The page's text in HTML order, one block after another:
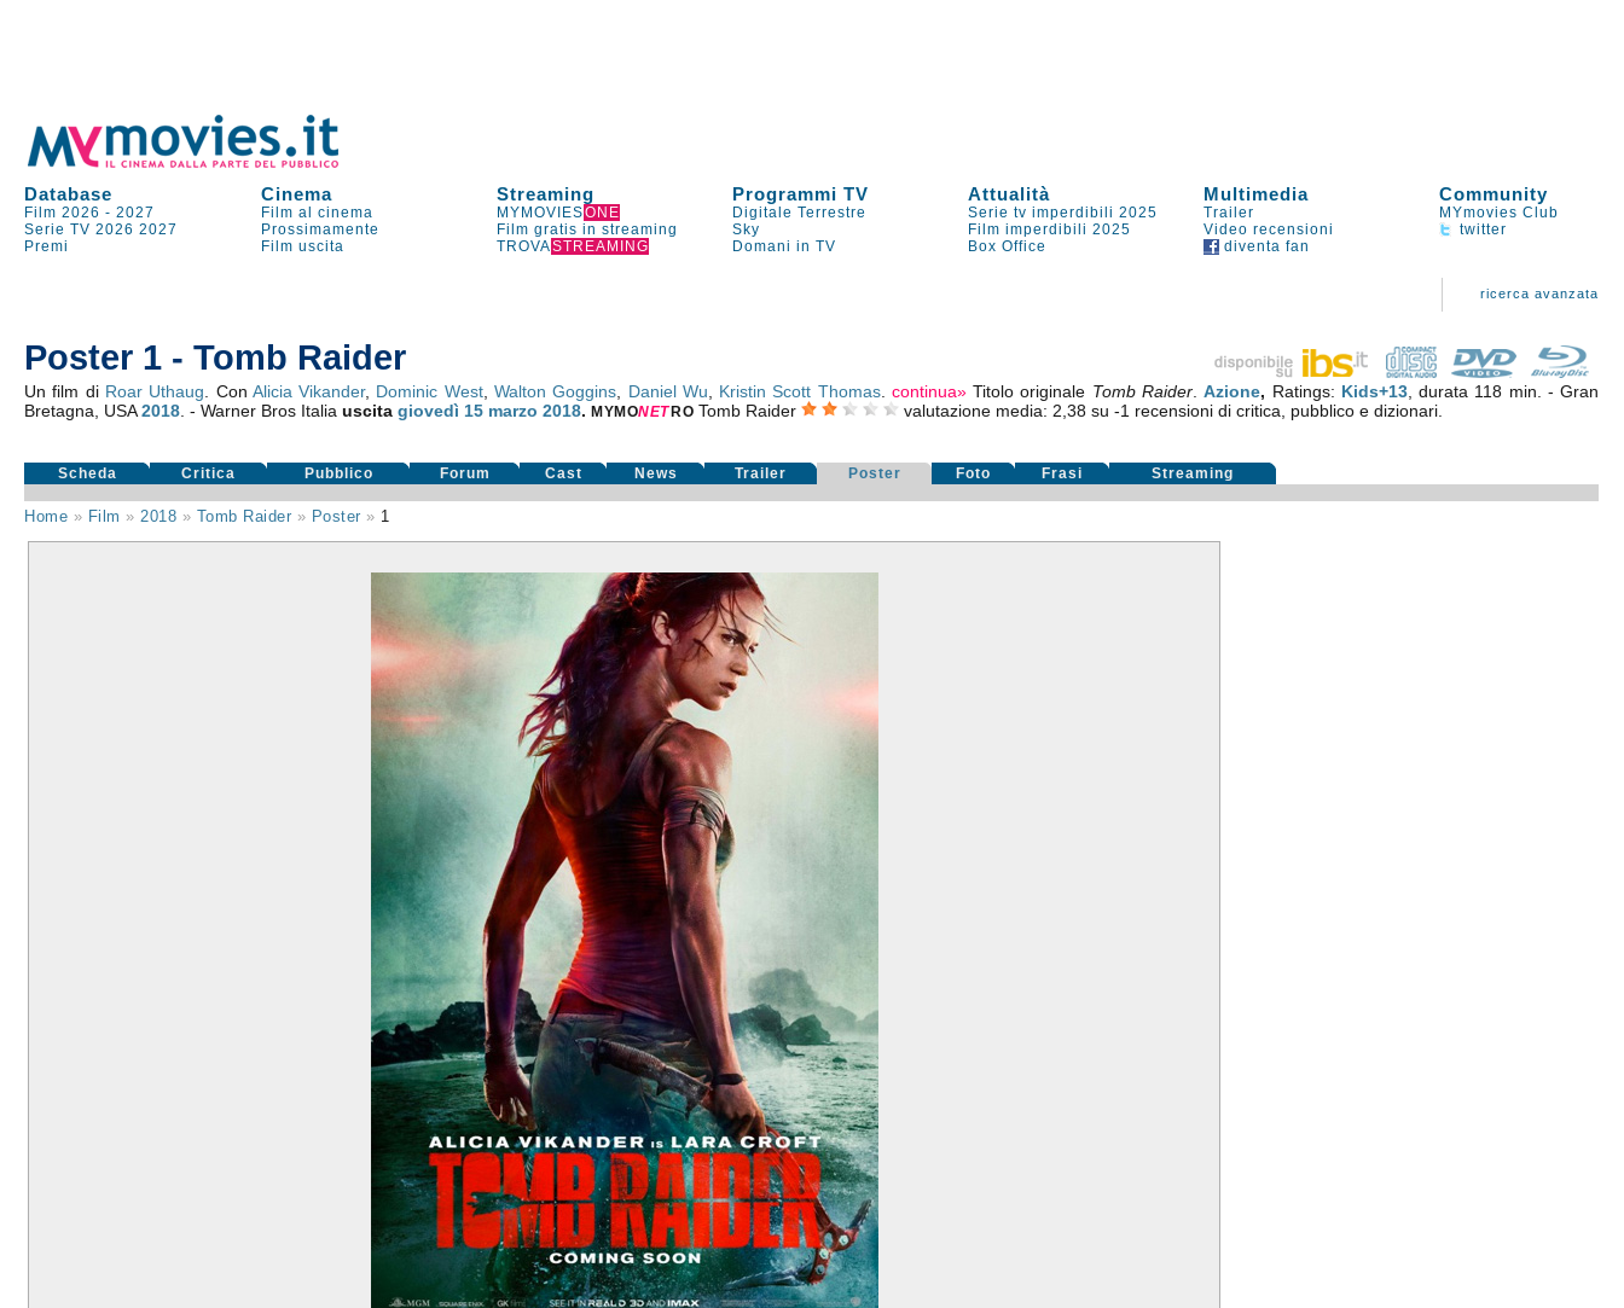
Database Cinema Streaming Programmi TV Attualità Multimedia Community
Film 2026 -2027 Film al cinema MYMOVIESONE Digitale Terrestre Serie tv imperdibili 2025 Trailer
MYmovies Club
Serie TV 2026 2027 Prossimamente Film gratis in streaming Sky Film imperdibili 2025 Video recensioni
twitter
Premi
Film uscita TROVASTREAMING Domani in TV Box Office diventa fan
ricerca avanzata
Poster 1 - Tomb Raider
Un film di Roar Uthaug . Con Alicia Vikander, Dominic West, Walton Goggins Daniel Wu Kristin Scott Thomas. continua» Titolo originale Tomb Raider .Azione, Ratings: Kids+13, durata 118 min. - Gran
Bretagna, USA2018 . - Warner Bros Italiauscitagiovedì 15 marzo 2018.MYMONET RO Tomb Raider valutazione media: 2,38 su -1 recensioni di critica, pubblico e dizionari.
Scheda Critica Pubblico Forum Cast News Trailer Poster Foto Frasi Streaming
Home » Film » 2018 » Tomb Raider » Poster » 1